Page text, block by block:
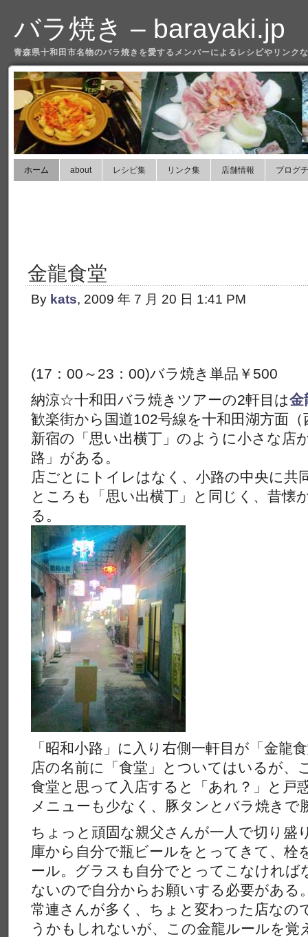
バラ焼き – barayaki.jp
青森県十和田市名物のバラ焼きを愛するメンバーによるレシピやリンク
ホーム about レシピ集 リンク集 店舗情報 ブログ
金龍食堂
By kats, 2009 年 7 月 20 日 1:41 PM
(17：00～23：00)バラ焼き単品￥500
納涼☆十和田バラ焼きツアーの2軒目は金
歓楽街から国道102号線を十和田湖方面
新宿の「思い出横丁」のように小さな店
路」がある。
店ごとにトイレはなく、小路の中央に共
ところも「思い出横丁」と同じく、昔懐
る。
「昭和小路」に入り右側一軒目が「金龍
店の名前に「食堂」とついてはいるが、
食堂と思って入店すると「あれ？」と戸
メニューも少なく、豚タンとバラ焼きで
ちょっと頑固な親父さんが一人で切り盛
庫から自分で瓶ビールをとってきて、栓
ール。グラスも自分でとってこなければ
ないので自分からお願いする必要がある
常連さんが多く、ちょと変わった店なの
うかもしれないが、この金龍ルールを